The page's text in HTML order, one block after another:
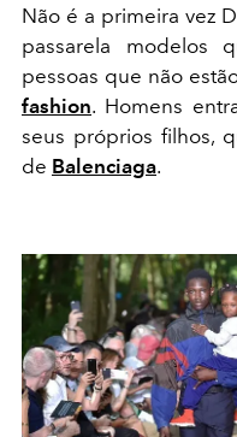
Não é a primeira vez
passarela modelos
pessoas que não
fashion. Homens
seus próprios filhos,
de Balenciaga.